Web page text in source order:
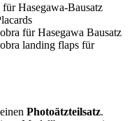
Hasegawa-Bausatz
für Hasegawa Bausatz
landing flaps für
Photoätzteilsatz.